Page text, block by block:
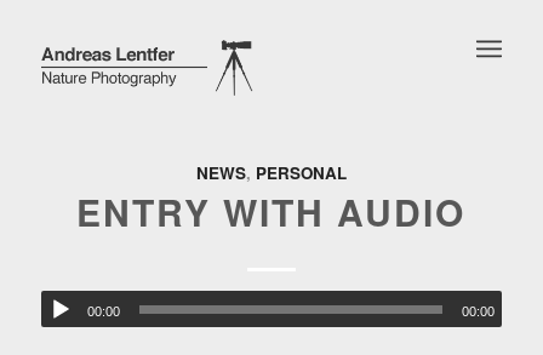
NEWS, PERSONAL
ENTRY WITH AUDIO
00:00 00:00